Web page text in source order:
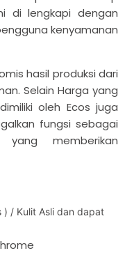
di lengkapi dengan
kenyamanan
hasil produksi dari
Selain Harga yang
oleh Ecos juga
fungsi sebagai
memberikan
) / Kulit Asli dan dapat